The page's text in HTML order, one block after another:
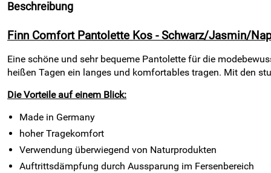
Beschreibung
Finn Comfort Pantolette Kos - Schwarz/Jasmin/
Eine schöne und sehr bequeme Pantolette für die
heißen Tagen ein langes und komfortables tragen. Mit den
Die Vorteile auf einem Blick:
Made in Germany
hoher Tragekomfort
Verwendung überwiegend von Naturprodukten
Auftrittsdämpfung durch Aussparung im Fersenbereich